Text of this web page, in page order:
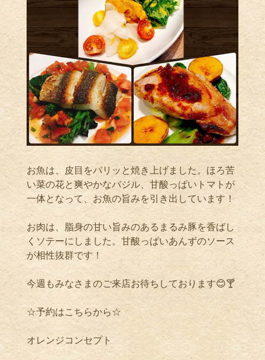
お魚は、皮目をパリッと焼き上げました。ほろ苦
い菜の花と爽やかなバジル、甘酸っぱいトマトが
一体となって、お魚の旨みを引き出しています！
お肉は、脂身の甘い旨みのあるまるみ豚を香ばし
くソテーにしました。甘酸っぱいあんずのソース
が相性抜群です！
今週もみなさまのご来店お待ちしております😊🍸
☆予約はこちらから☆
オレンジコンセプト